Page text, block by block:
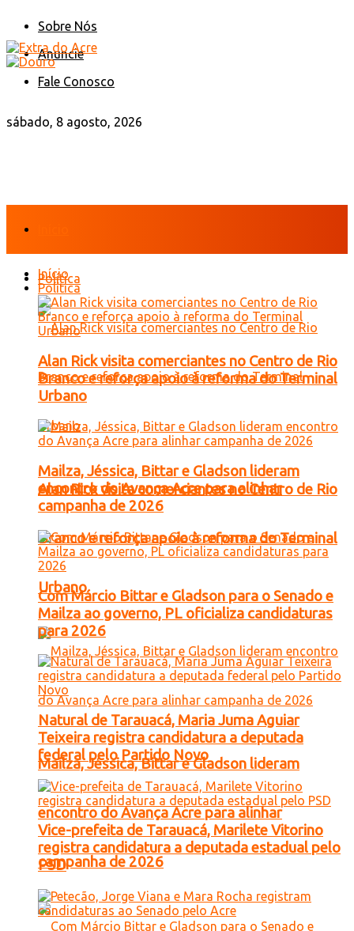
Sobre Nós
Anuncie
Fale Conosco
sábado, 8 agosto, 2026
Política
Alan Rick visita comerciantes no Centro de Rio
Branco e reforça apoio à reforma do Terminal
Urbano
Mailza, Jéssica, Bittar e Gladson lideram
encontro do Avança Acre para alinhar
campanha de 2026
Início
Política
Alan Rick visita comerciantes no Centro de Rio
Branco e reforça apoio à reforma do Terminal
Urbano
Mailza, Jéssica, Bittar e Gladson lideram
encontro do Avança Acre para alinhar
campanha de 2026
Com Márcio Bittar e Gladson para o Senado e
Mailza ao governo, PL oficializa candidaturas
para 2026
Natural de Tarauacá, Maria Juma Aguiar
Teixeira registra candidatura a deputada
federal pelo Partido Novo
Vice-prefeita de Tarauacá, Marilete Vitorino
registra candidatura a deputada estadual pelo
PSD